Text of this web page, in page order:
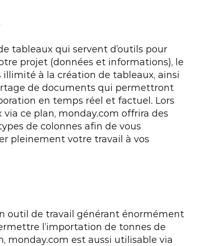
tableaux qui servent d’outils pour
projet (données et informations), le
à la création de tableaux, ainsi
de documents qui permettront
en temps réel et factuel. Lors
ce plan, monday.com offrira des
de colonnes afin de vous
pleinement votre travail à vos
outil de travail générant énormément
l’importation de tonnes de
monday.com est aussi utilisable via